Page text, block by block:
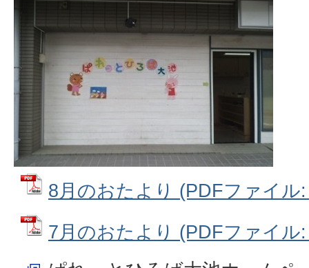
8月のおたより (PDFファイル
7月のおたより (PDFファイル